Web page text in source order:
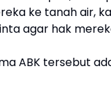
ke tanah air,
agar hak
ABK tersebut